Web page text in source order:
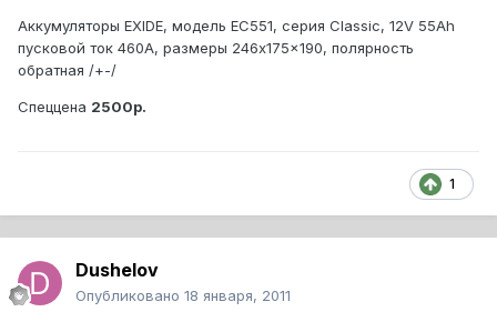
Аккумуляторы EXIDE, модель EC551, серия Classic, 12V 55Ah
пусковой ток 460A, размеры 246x175x190, полярность
обратная /+-/
Спеццена 2500р.
1
Dushelov
Опубликовано 18 января, 2011